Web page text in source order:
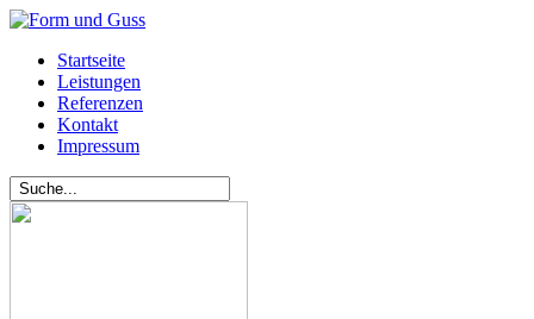
Startseite
Leistungen
Referenzen
Kontakt
Impressum